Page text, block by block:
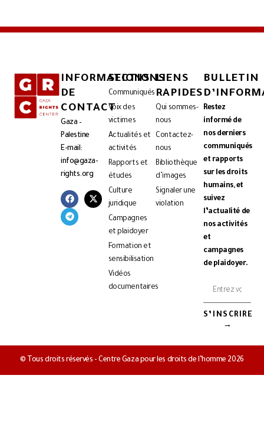
INFORMATIONS
DE
CONTACT
Gaza –
Palestine
E-mail:
info@gaza-
rights.org
SECTIONS
Communiqués
Voix des
victimes
Actualités et
activités
Rapports et
études
Culture
juridique
Campagnes
et plaidoyer
Formation et
sensibilisation
Vidéos
documentaires
LIENS
RAPIDES
Qui sommes-
nous
Contactez-
nous
Bibliothèque
d’images
Signaler une
violation
BULLETIN
Restez
informé de
nos derniers
communiqués
et rapports
sur les droits
humains, et
suivez
l’actualité de
nos activités
et
campagnes
de plaidoyer.
S’INSCRIRE
→
© Tous droits réservés - Centre Gaza pour les droits de l’homme 2026